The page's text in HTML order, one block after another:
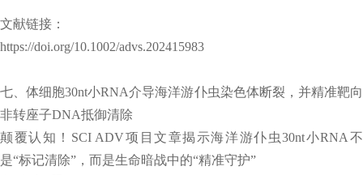
文献链接：
https://doi.org/10.1002/advs.202415983
七、体细胞30nt小RNA介导海洋游仆虫染色体断裂，并精准靶向
非转座子DNA抵御清除
颠覆认知！SCI ADV项目文章揭示海洋游仆虫30nt小RNA不
是“标记清除”，而是生命暗战中的“精准守护”